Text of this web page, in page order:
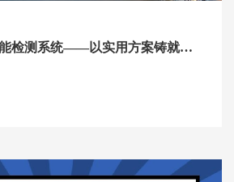
交通行业超高智能检测系统——以实用方案铸就安全保障